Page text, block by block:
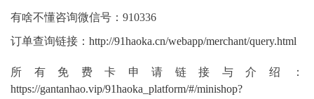
有啥不懂咨询微信号：910336
订单查询链接： http://91haoka.cn/webapp/merchant/query.html
所有免费卡申请链接与介绍：
https://gantanhao.vip/91haoka_platform/#/minishop?